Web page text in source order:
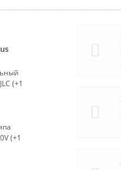
(+1
(+1